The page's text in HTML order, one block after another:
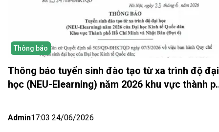
Thông báo
Thông báo tuyển sinh đào tạo từ xa trình độ đại
học (NEU-Elearning) năm 2026 khu vực thành
Admin17:03 24/06/2026